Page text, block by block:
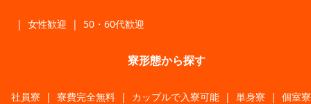
| 女性歓迎 | 50・60代歓迎
寮形態から探す
社員寮 | 寮費完全無料 | カップルで入寮可能 | 単身寮 | 個室寮